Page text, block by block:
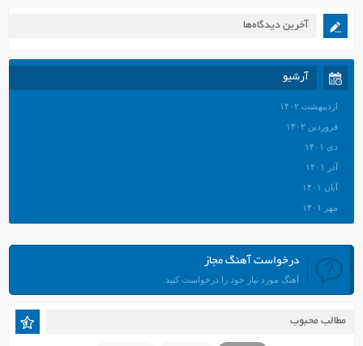
آخرین دیدگاه‌ها
آرشیو
اردیبهشت ۱۴۰۲
فروردین ۱۴۰۲
دی ۱۴۰۱
آذر ۱۴۰۱
آبان ۱۴۰۱
مهر ۱۴۰۱
مرداد ۱۴۰۱
تیر ۱۴۰۱
فروردین ۱۴۰۱
درخواست آهنگ مجاز
آهنگ مورد نیاز خود را درخواست کنید.
مطالب محبوب